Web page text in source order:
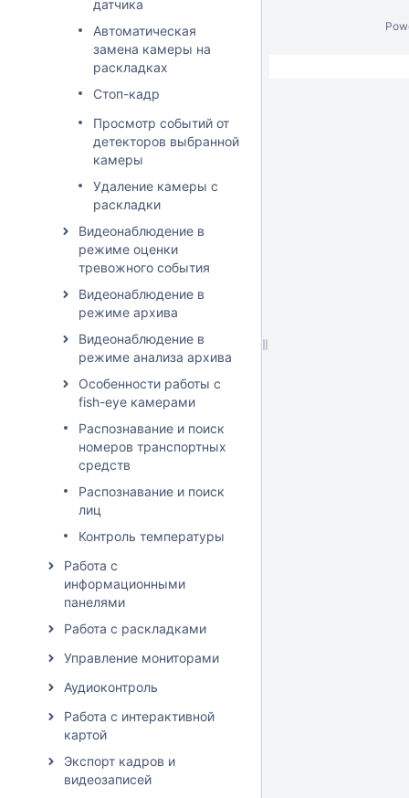
датчика
Автоматическая
замена камеры на
раскладках
Стоп-кадр
Просмотр событий от
детекторов выбранной
камеры
Удаление камеры с
раскладки
Видеонаблюдение в
режиме оценки
тревожного события
Видеонаблюдение в
режиме архива
Видеонаблюдение в
режиме анализа архива
Особенности работы с
fish-eye камерами
Распознавание и поиск
номеров транспортных
средств
Распознавание и поиск
лиц
Контроль температуры
Работа с
информационными
панелями
Работа с раскладками
Управление мониторами
Аудиоконтроль
Работа с интерактивной
картой
Экспорт кадров и
видеозаписей